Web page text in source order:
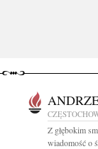
Z głębokim
wiadomość o